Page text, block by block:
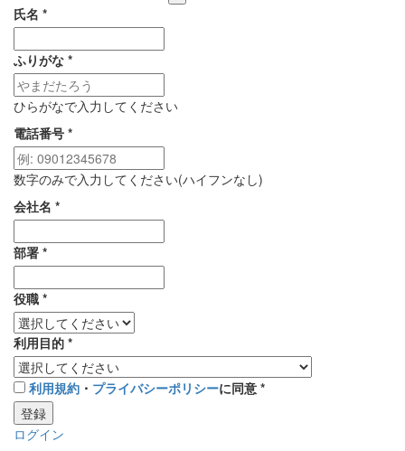
氏名 *
ふりがな *
ひらがなで入力してください
電話番号 *
数字のみで入力してください(ハイフンなし)
会社名 *
部署 *
役職 *
利用目的 *
利用規約 ・ プライバシーポリシーに同意 *
登録
ログイン